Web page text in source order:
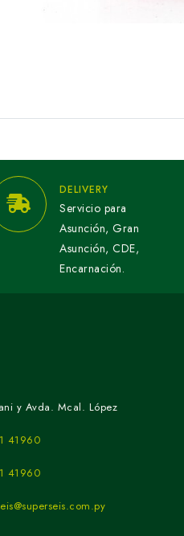
DELIVERY
Servicio para
Asunción, Gran
Asunción, CDE,
Encarnación.
y Avda. Mcal. López
41960
41960